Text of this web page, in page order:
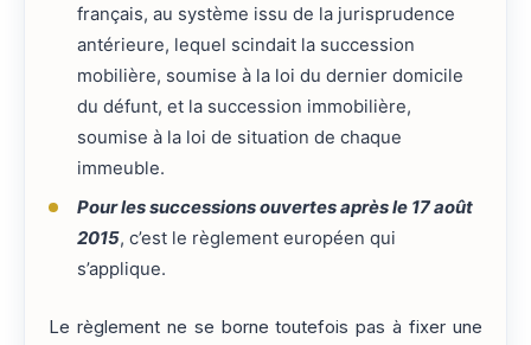
français, au système issu de la jurisprudence
antérieure, lequel scindait la succession
mobilière, soumise à la loi du dernier domicile
du défunt, et la succession immobilière,
soumise à la loi de situation de chaque
immeuble.
Pour les successions ouvertes après le 17 août
2015, c’est le règlement européen qui
s’applique.
Le règlement ne se borne toutefois pas à fixer une